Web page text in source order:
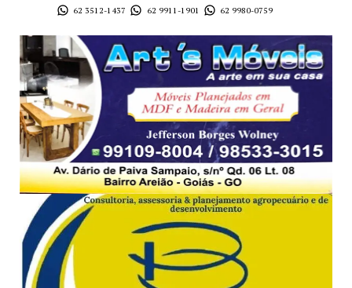
62 3512-1437 62 9911-1901 62 9980-0759